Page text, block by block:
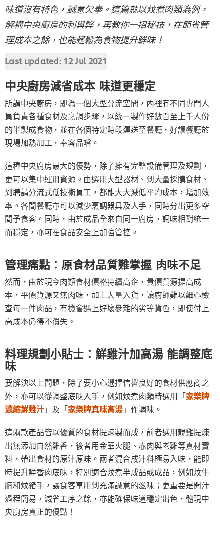
味道沒有特色，誠意欠奉。這篇就以炆煮肉類為例，
解構中央廚房的利與弊，再教你一招秘技，在節省管
理成本之餘，也能輕鬆為食物提升鮮味！
Last updated: 12 Jul 2021
中央廚房減省成本 味道更穩定
所謂中央廚房，即為一個大型分流空間，內裡有不同專門人
員負責各種食材及烹調步驟，以統一製作好數百至上千人份
的半製成食物，並在各個特定時段運送至餐廳，好讓餐廳於
現場加熱加工，奉客品嚐。
這種中央廚房最大的優勢，除了擁有完整設備管理及規劃，
更可以集中運用資源。由選用大型器材、到大量採購食材、
到聘請分流式低技術員工，都能大大減低平均成本，增加效
率。各間餐廳亦可以減少烹調器具及人手，同時分出更多空
間予食客。同時，由於成品全來自同一廚房，調味相對統一
而穩定，亦可在食品安全上加強管控。
管理痛點：原食材品質難掌握 肉味不足
然而，由於現今肉類食材價格持續高企，貴價貨源提高成
本，平價貨源又無肉味，加上大量入貨，讓廚師難以細心檢
查每一件肉品，有機會遇上好壞參雜的劣等貨色，即使付上
高成本仍得不償失。
料理規劃小貼士：鮮雞汁加高湯 能調整底
味
要解決以上問題，除了要小心選擇信譽良好的食材供應商之
外，亦可以從調整底味入手，例如炆煮肉類時選用「家樂牌
濃縮鮮雞汁」及「家樂牌真味高湯」作調味。
這兩款產品皆以優質的食材提煉製而成，前者選用靚雞提煉
出無添加自然雞香，後者用金華火腿、赤肉與老雞等真材實
料，帶出食材的原汁原味。兩者混合成汁料極易入味，能即
時提升鮮香肉底味，特別適合炆煮半成品或成品，例如炆牛
腩和炆豬手，讓食客享用到充滿誠意的滋味；更重要是開汁
過程簡易，減省工序之餘，亦能確保味道穩定出色，體現中
央廚房真正的優點！